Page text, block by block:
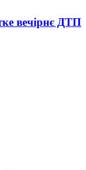
вечірнє ДТП